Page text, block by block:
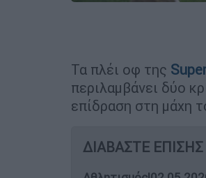
Τα πλέι οφ της
περιλαμβάνει δύο
επίδραση στη μάχη
ΔΙΑΒΑΣΤΕ ΕΠΙΣΗΣ